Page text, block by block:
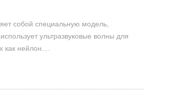
собой специальную модель,
ультразвуковые волны для
нейлон....